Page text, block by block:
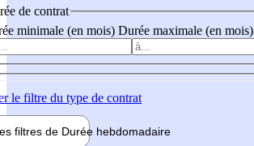
de contrat
minimale (en mois) Durée maximale (en mois)
le filtre du type de contrat
filtres de Durée hebdomadaire